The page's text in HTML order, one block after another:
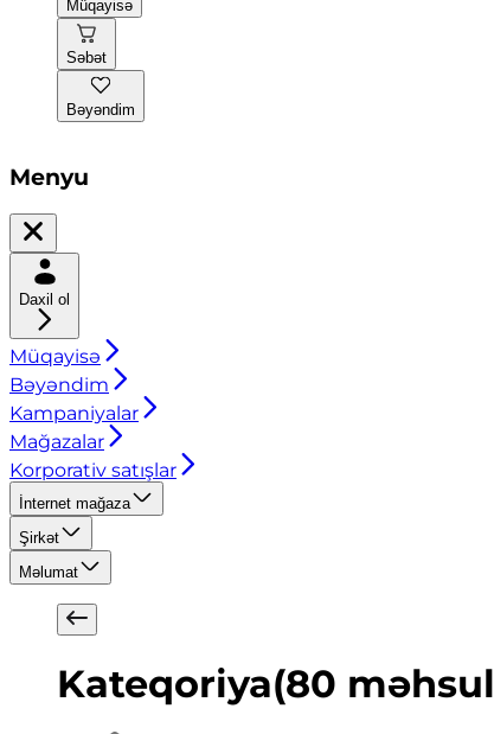
Müqayisə
Səbət
Bəyəndim
Menyu
Daxil ol
Müqayisə
Bəyəndim
Kampaniyalar
Mağazalar
Korporativ satışlar
İnternet mağaza
Şirkət
Məlumat
Kateqoriya(80 məhsul